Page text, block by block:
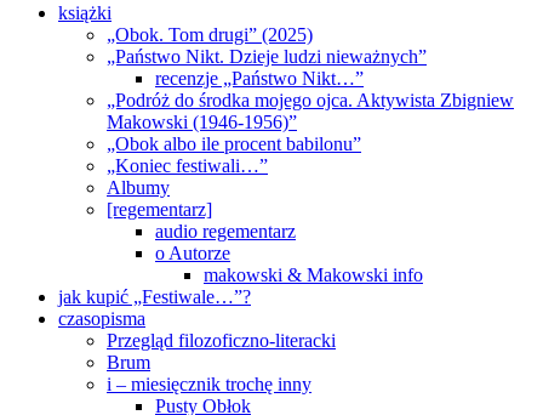
książki
„Obok. Tom drugi” (2025)
„Państwo Nikt. Dzieje ludzi nieważnych”
recenzje „Państwo Nikt…”
„Podróż do środka mojego ojca. Aktywista Zbigniew
Makowski (1946-1956)”
„Obok albo ile procent babilonu”
„Koniec festiwali…”
Albumy
[regementarz]
audio regementarz
o Autorze
makowski & Makowski info
jak kupić „Festiwale…”?
czasopisma
Przegląd filozoficzno-literacki
Brum
i – miesięcznik trochę inny
Pusty Obłok